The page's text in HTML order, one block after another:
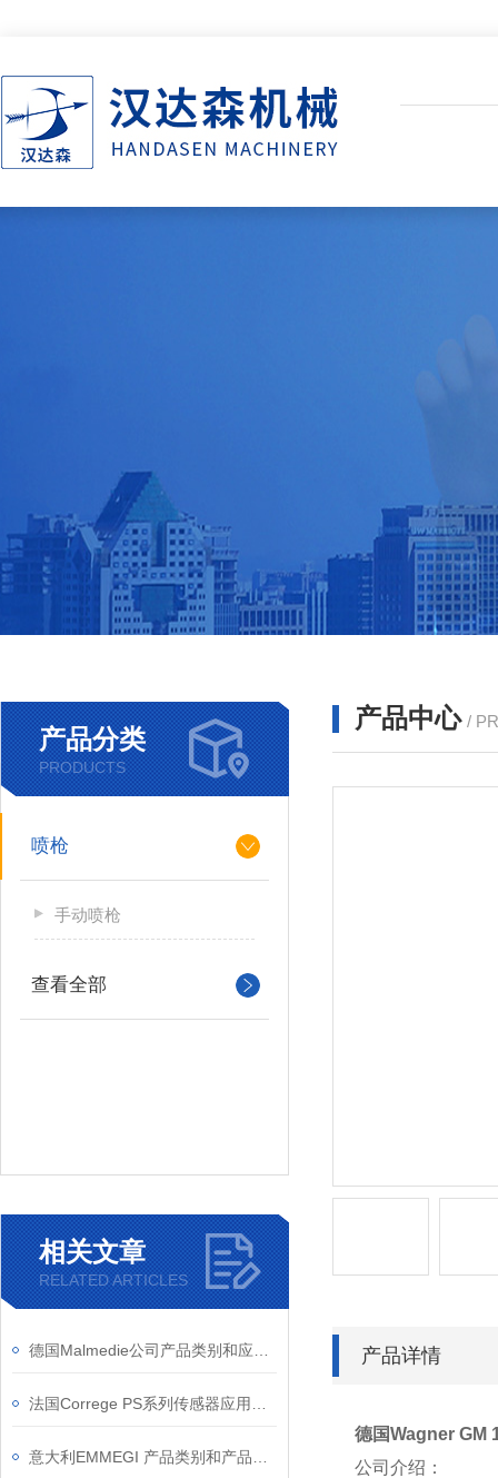
产品分类
PRODUCTS
喷枪
手动喷枪
查看全部
相关文章
RELATED ARTICLES
产品中心 /
产品详情
德国Wagner GM
公司介绍：